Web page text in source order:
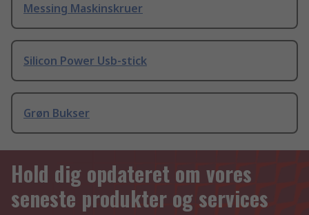
Messing Maskinskruer
Silicon Power Usb-stick
Grøn Bukser
Hold dig opdateret om vores
seneste produkter og services